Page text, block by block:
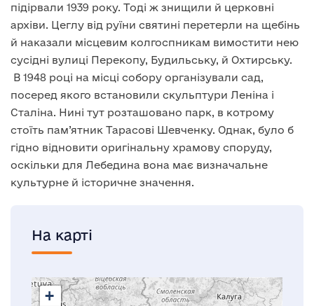
підірвали 1939 року. Тоді ж знищили й церковні
архіви. Цеглу від руїни святині перетерли на щебінь
й наказали місцевим колгоспникам вимостити нею
сусідні вулиці Перекопу, Будильську, й Охтирську.
В 1948 році на місці собору організували сад,
посеред якого встановили скульптури Леніна і
Сталіна. Нині тут розташовано парк, в котрому
стоїть пам’ятник Тарасові Шевченку. Однак, було б
гідно відновити оригінальну храмову споруду,
оскільки для Лебедина вона має визначальне
культурне й історичне значення.
На карті
+